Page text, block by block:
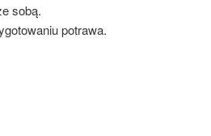
sobą.
potrawa.